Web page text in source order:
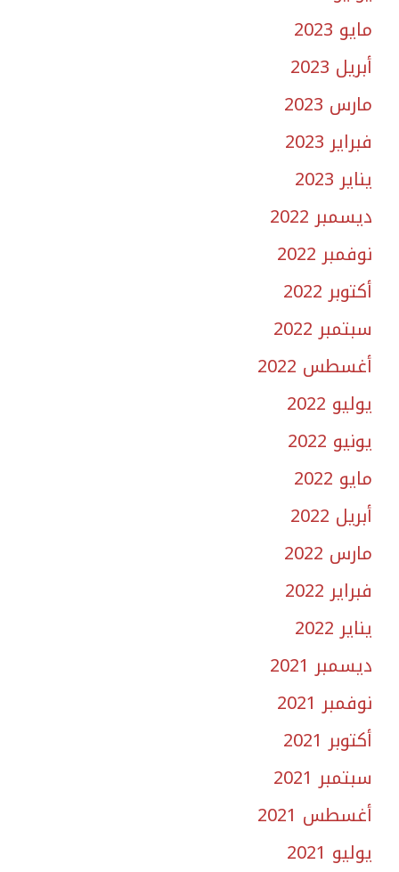
مايو 2023
أبريل 2023
مارس 2023
فبراير 2023
يناير 2023
ديسمبر 2022
نوفمبر 2022
أكتوبر 2022
سبتمبر 2022
أغسطس 2022
يوليو 2022
يونيو 2022
مايو 2022
أبريل 2022
مارس 2022
فبراير 2022
يناير 2022
ديسمبر 2021
نوفمبر 2021
أكتوبر 2021
سبتمبر 2021
أغسطس 2021
يوليو 2021